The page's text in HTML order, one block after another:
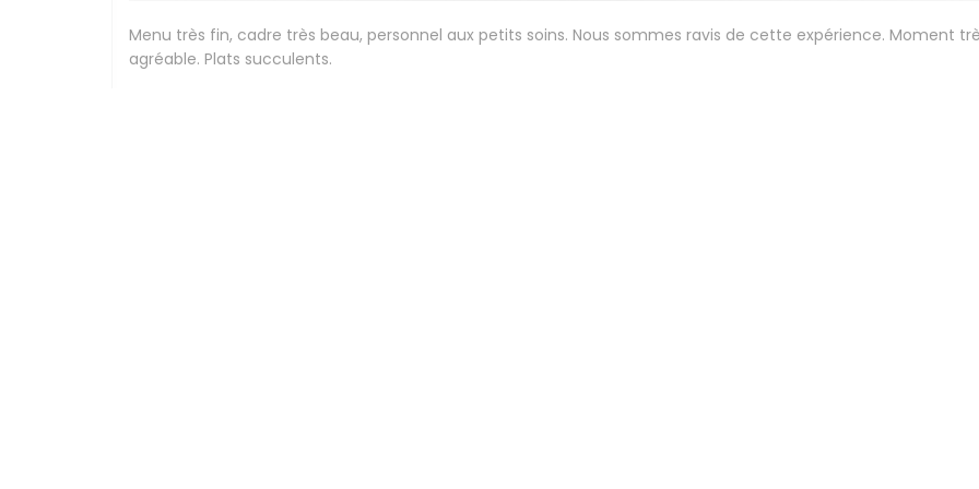
Menu très fin, cadre très beau, personnel aux petits soins. Nous sommes ravis de cette expérience. Moment
agréable. Plats succulents.